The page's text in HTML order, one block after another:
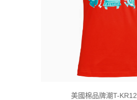
美國棉品牌潮T-